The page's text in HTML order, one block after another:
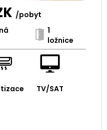
/pobyt
1
ložnice
TV/SAT